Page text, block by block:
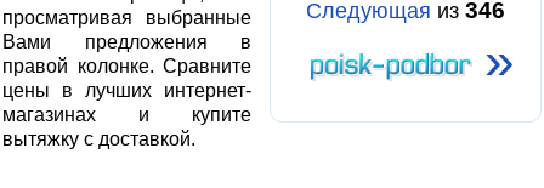
Следующая из 346
»
просматривая выбранные
Вами предложения в
правой колонке. Сравните
цены в лучших интернет-
магазинах и купите
вытяжку с доставкой.